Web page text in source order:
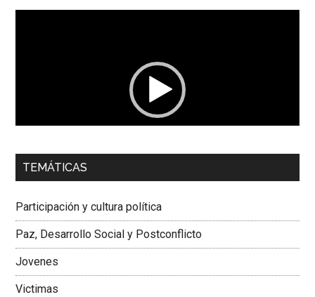
00:00 01:04
Dra. Carolina Corcho Mejía,Presidenta Corporación
Colombiana
TEMÁTICAS
Participación y cultura política
Paz, Desarrollo Social y Postconflicto
Jovenes
Victimas